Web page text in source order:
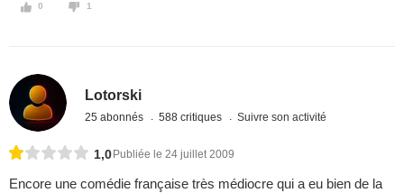
0 1
Lotorski
25 abonnés 588 critiques Suivre son activité
1,0 Publiée le 24 juillet 2009
Encore une comédie française très médiocre qui a eu bien de la